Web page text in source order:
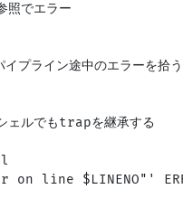
でエラー
イン途中のエラーを拾う
ルでもtrapを継承する
line $LINENO"'